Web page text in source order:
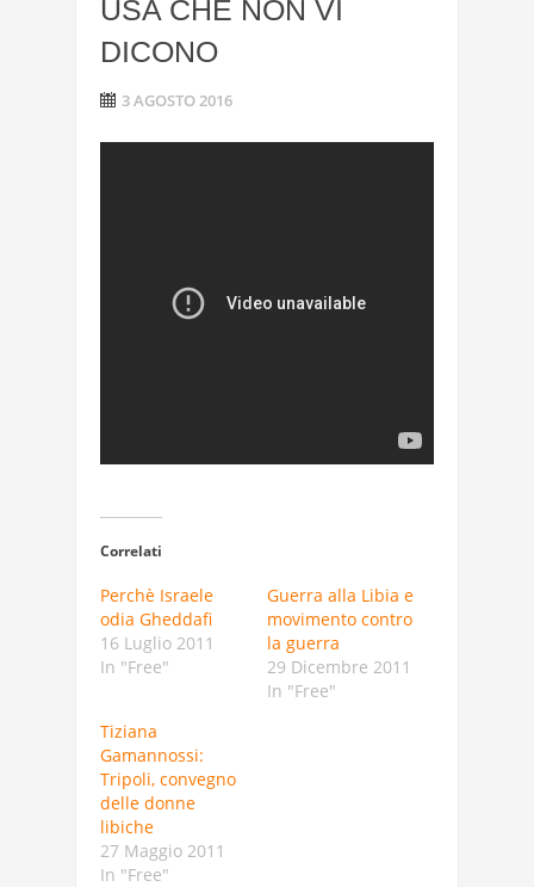
USA CHE NON VI
DICONO
3 AGOSTO 2016
Correlati
Perchè Israele
odia Gheddafi
16 Luglio 2011
In "Free"
Guerra alla Libia e
movimento contro
la guerra
29 Dicembre 2011
In "Free"
Tiziana
Gamannossi:
Tripoli, convegno
delle donne
libiche
27 Maggio 2011
In "Free"